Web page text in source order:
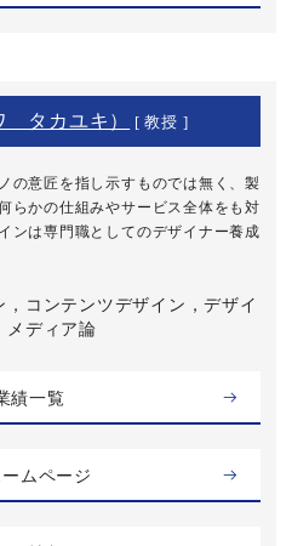
タカユキ） [ 教授 ]
の意匠を指し示すものでは無く、製
らかの仕組みやサービス全体をも対
ンは専門職としてのデザイナー養成
，コンテンツデザイン，デザイ
メディア論
績一覧
ムページ